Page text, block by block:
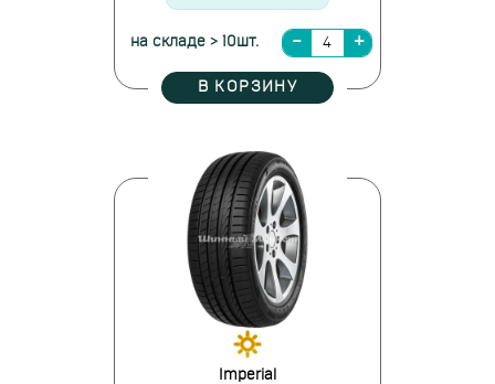
на складе > 10шт.
В КОРЗИНУ
Imperial